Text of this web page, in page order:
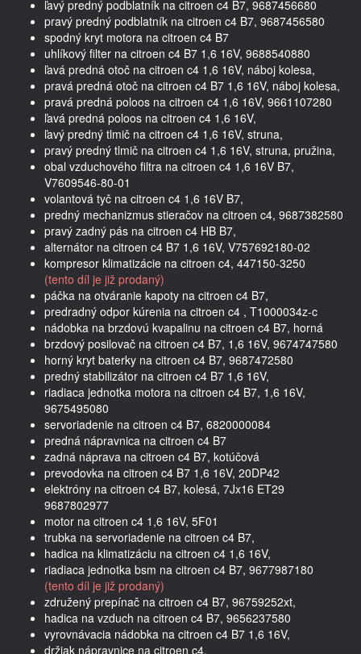
ľavý predný podblatník na citroen c4 B7, 9687456680
pravý predný podblatník na citroen c4 B7, 9687456580
spodný kryt motora na citroen c4 B7
uhlíkový filter na citroen c4 B7 1,6 16V, 9688540880
ľavá predná otoč na citroen c4 1,6 16V, náboj kolesa,
pravá predná otoč na citroen c4 B7 1,6 16V, náboj kolesa,
pravá predná poloos na citroen c4 1,6 16V, 9661107280
ľavá predná poloos na citroen c4 1,6 16V,
ľavý predný tlmič na citroen c4 1,6 16V, struna,
pravý predný tlmič na citroen c4 1,6 16V, struna, pružina,
obal vzduchového filtra na citroen c4 1,6 16V B7,
V7609546-80-01
volantová tyč na citroen c4 1,6 16V B7,
predný mechanizmus stieračov na citroen c4, 9687382580
pravý zadný pás na citroen c4 HB B7,
alternátor na citroen c4 B7 1,6 16V, V757692180-02
kompresor klimatizácie na citroen c4, 447150-3250
(tento díl je již prodaný)
páčka na otváranie kapoty na citroen c4 B7,
predradný odpor kúrenia na citroen c4 , T1000034z-c
nádobka na brzdovú kvapalinu na citroen c4 B7, horná
brzdový posilovač na citroen c4 B7, 1,6 16V, 9674747580
horný kryt baterky na citroen c4 B7, 9687472580
predný stabilizátor na citroen c4 B7 1,6 16V,
riadiaca jednotka motora na citroen c4 B7, 1,6 16V,
9675495080
servoriadenie na citroen c4 B7, 6820000084
predná nápravnica na citroen c4 B7
zadná náprava na citroen c4 B7, kotúčová
prevodovka na citroen c4 B7 1,6 16V, 20DP42
elektróny na citroen c4 B7, kolesá, 7Jx16 ET29
9687802977
motor na citroen c4 1,6 16V, 5F01
trubka na servoriadenie na citroen c4 B7,
hadica na klimatizáciu na citroen c4 1,6 16V,
riadiaca jednotka bsm na citroen c4 B7, 9677987180
(tento díl je již prodaný)
združený prepínač na citroen c4 B7, 96759252xt,
hadica na vzduch na citroen c4 B7, 9656237580
vyrovnávacia nádobka na citroen c4 B7 1,6 16V,
držiak nápravnice na citroen c4,